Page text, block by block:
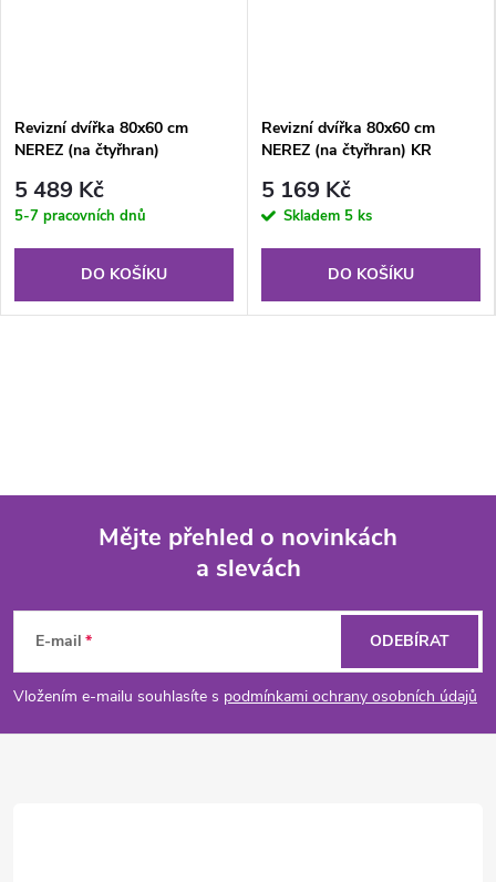
Revizní dvířka 80x60 cm
NEREZ (na čtyřhran)
5 489 Kč
5-7 pracovních dnů
DO KOŠÍKU
Revizní dvířka 80x60 cm
NEREZ (na čtyřhran) KR
5 169 Kč
Skladem 5 ks
DO KOŠÍKU
p
a
Mějte přehled o novinkách
a slevách
E-mail
Vložením e-mailu souhlasíte s podmínkami ochrany osobních údajů
ODEBÍRAT